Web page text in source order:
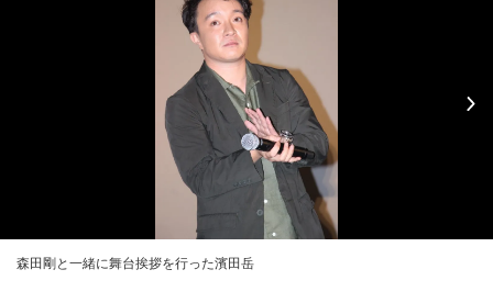
森田剛と一緒に舞台挨拶を行った濱田岳